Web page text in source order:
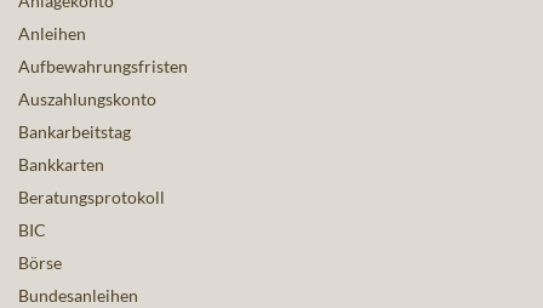
Anleihen
Aufbewahrungsfristen
Auszahlungskonto
Bankarbeitstag
Bankkarten
Beratungsprotokoll
BIC
Börse
Bundesanleihen